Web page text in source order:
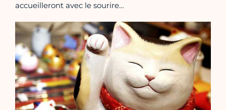
accueilleront avec le sourire…